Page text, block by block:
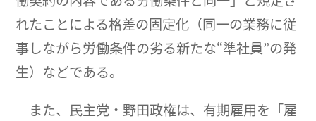
れたことによる格差の固定化（同一の業務に従
事しながら労働条件の劣る新たな“準社員”の発
生）などである。
また、民主党・野田政権は、有期雇用を「雇